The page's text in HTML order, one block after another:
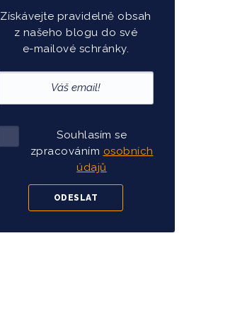
Získávejte pravidelně obsah
z našeho blogu do své
e-mailové schránky.
Souhlasím se
zpracováním osobních
údajů